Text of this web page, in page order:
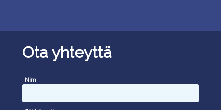
Ota yhteyttä
Nimi